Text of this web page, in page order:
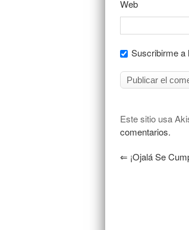
Web
Suscribirme a
Este sitio usa
comentarios.
⇐ ¡Ojalá Se